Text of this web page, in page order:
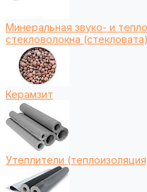
Минеральная звуко- и
стекловолокна (стекловата)
Керамзит
Утеплители